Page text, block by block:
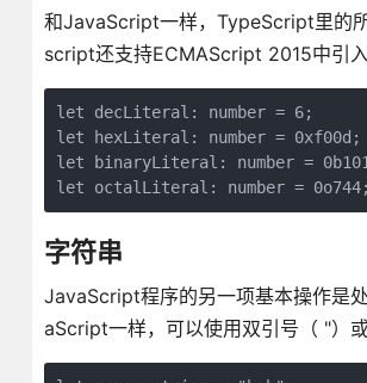
和JavaScript一样，TypeScript里的
script还支持ECMAScript 2015中引入
let decLiteral: number = 6;
let hexLiteral: number = 0xf00d;
let binaryLiteral: number =
字符串
JavaScript程序的另一项基本操作是
aScript一样，可以使用双引号（ "）